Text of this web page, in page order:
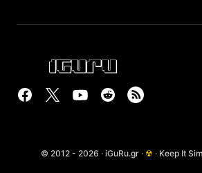
© 2012 - 2026 · iGuRu.gr · ☢ · Keep It